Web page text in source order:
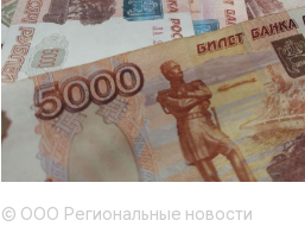
© ООО Региональные новости